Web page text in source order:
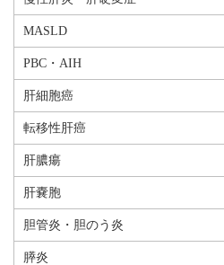
MASLD
PBC・AIH
肝細胞癌
転移性肝癌
肝膿瘍
肝嚢胞
胆管炎・胆のう炎
膵炎